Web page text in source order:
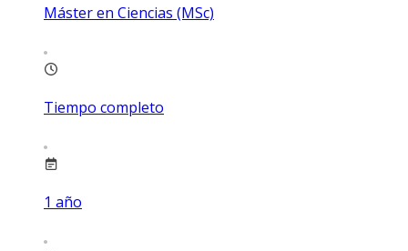
Máster en Ciencias (MSc)
Tiempo completo
1 año